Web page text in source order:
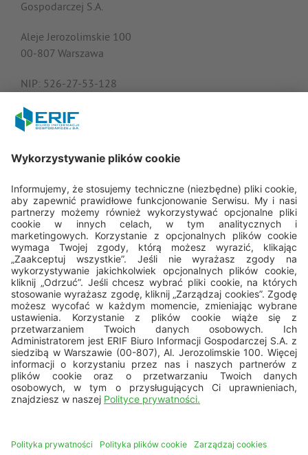
Gospodarczej S.A.
Aleje Jerozolimskie 100
00-807 Warszawa
NIP: 526-27-53-128
REGON: 015613573
22 594 25 15
pon. - pt.: 8.00 - 16.00
bok@erif.pl